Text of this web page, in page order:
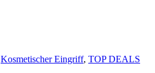
Kosmetischer Eingriff, TOP DEALS